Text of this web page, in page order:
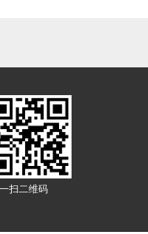
扫二维码